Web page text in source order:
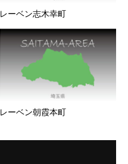
レーベン志木幸町
レーベン朝霞本町